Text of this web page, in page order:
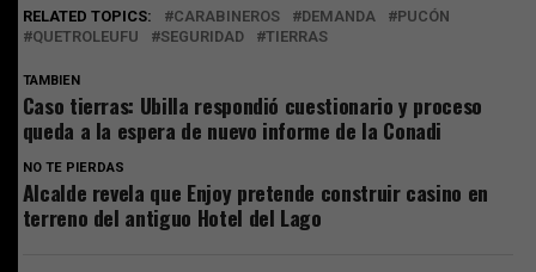
RELATED TOPICS: CARABINEROS DEMANDA
PUCÓN
QUETROLEUFU
SEGURIDAD TIERRAS
TAMBIEN
Caso tierras: Ubilla respondió cuestionario y proceso
queda a la espera de nuevo informe de la Conadi
NO TE PIERDAS
Alcalde revela que Enjoy pretende construir casino en
terreno del antiguo Hotel del Lago